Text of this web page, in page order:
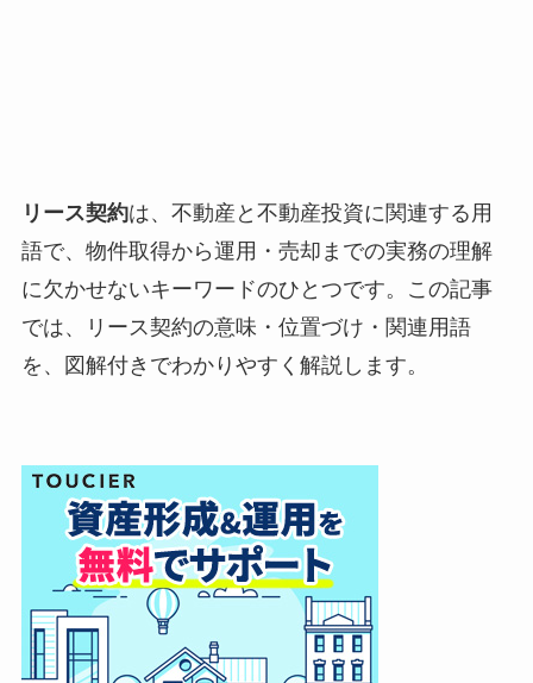
リース契約は、不動産と不動産投資に関連する用
語で、物件取得から運用・売却までの実務の理解
に欠かせないキーワードのひとつです。この記事
では、リース契約の意味・位置づけ・関連用語
を、図解付きでわかりやすく解説します。